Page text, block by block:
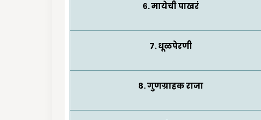
६. मायेची पाखरं
७. धूळपेरणी
८. गुणग्राहक राजा